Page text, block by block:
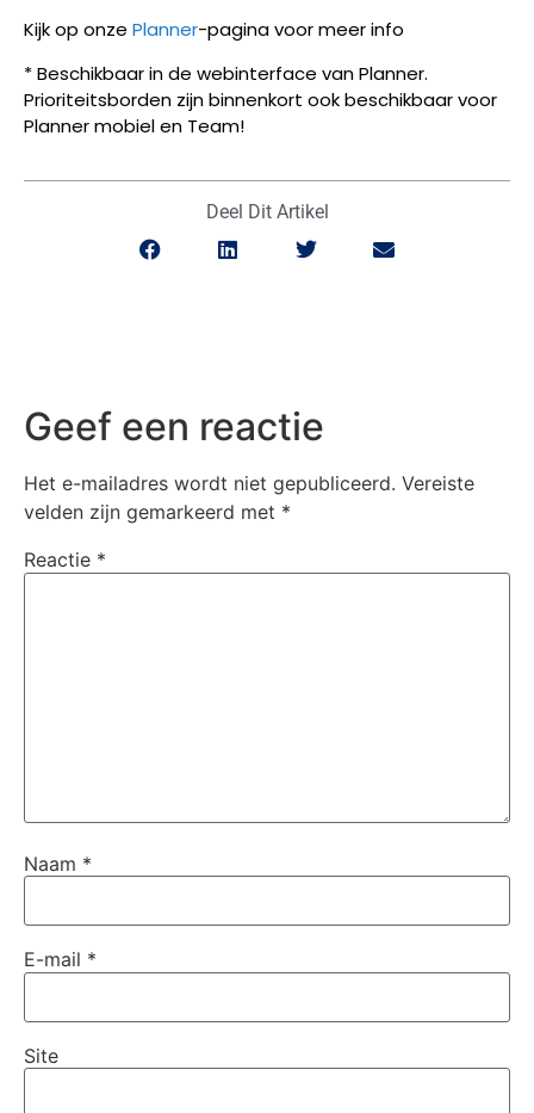
Kijk op onze Planner-pagina voor meer info
* Beschikbaar in de webinterface van Planner.
Prioriteitsborden zijn binnenkort ook beschikbaar voor
Planner mobiel en Team!
Deel Dit Artikel
Geef een reactie
Het e-mailadres wordt niet gepubliceerd. Vereiste
velden zijn gemarkeerd met *
Reactie *
Naam *
E-mail *
Site